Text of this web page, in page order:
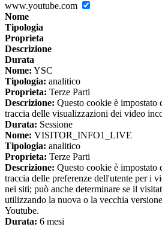
www.youtube.com
Nome
Tipologia
Proprieta
Descrizione
Durata
Nome: YSC
Tipologia: analitico
Proprieta: Terze Parti
Descrizione: Questo cookie è impostato
traccia delle visualizzazioni dei video
Durata: Sessione
Nome: VISITOR_INFO1_LIVE
Tipologia: analitico
Proprieta: Terze Parti
Descrizione: Questo cookie è impostato
traccia delle preferenze dell'utente per i
nei siti; può anche determinare se il
utilizzando la nuova o la vecchia
Youtube.
Durata: 6 mesi